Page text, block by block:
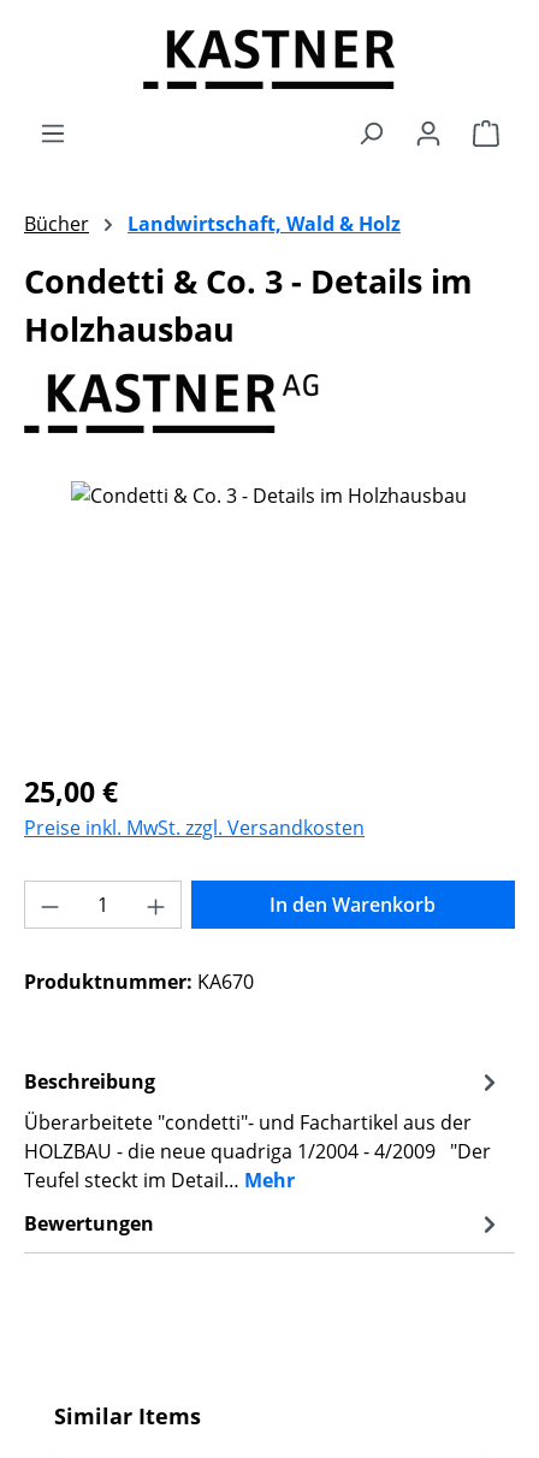
Zum Hauptinhalt springen
Bücher Landwirtschaft, Wald & Holz
Condetti & Co. 3 - Details im
Holzhausbau
Bildergalerie überspringen
Regulärer Preis:
25,00 €
Preise inkl. MwSt. zzgl. Versandkosten
Produkt Anzahl: Gib den gewünschten
In den Warenkorb
Produktnummer: KA670
Beschreibung
Überarbeitete "condetti"- und Fachartikel aus der
HOLZBAU - die neue quadriga 1/2004 - 4/2009 "Der
Teufel steckt im Detail… Mehr
Bewertungen
Produktgalerie überspringen
Similar Items